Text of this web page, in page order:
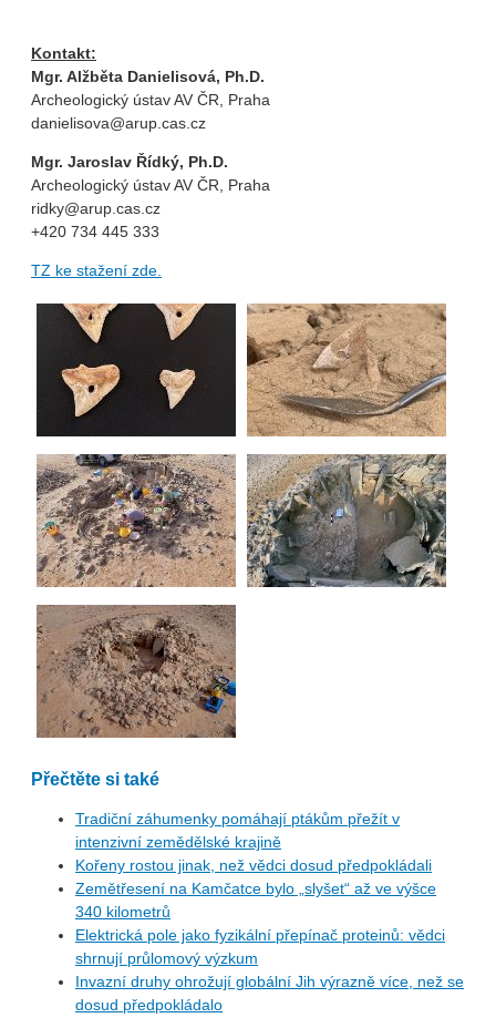
Kontakt:
Mgr. Alžběta Danielisová, Ph.D.
Archeologický ústav AV ČR, Praha
danielisova@arup.cas.cz
Mgr. Jaroslav Řídký, Ph.D.
Archeologický ústav AV ČR, Praha
ridky@arup.cas.cz
+420 734 445 333
TZ ke stažení zde.
Přečtěte si také
Tradiční záhumenky pomáhají ptákům přežít v
intenzivní zemědělské krajině
Kořeny rostou jinak, než vědci dosud předpokládali
Zemětřesení na Kamčatce bylo „slyšet“ až ve výšce
340 kilometrů
Elektrická pole jako fyzikální přepínač proteinů: vědci
shrnují průlomový výzkum
Invazní druhy ohrožují globální Jih výrazně více, než se
dosud předpokládalo